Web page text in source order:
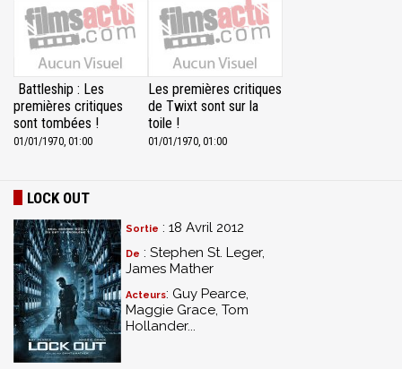
Battleship : Les
premières critiques
sont tombées !
01/01/1970, 01:00
Les premières critiques
de Twixt sont sur la
toile !
01/01/1970, 01:00
LOCK OUT
Sortie : 18 Avril 2012
De : Stephen St. Leger,
James Mather
Acteurs: Guy Pearce,
Maggie Grace, Tom
Hollander...